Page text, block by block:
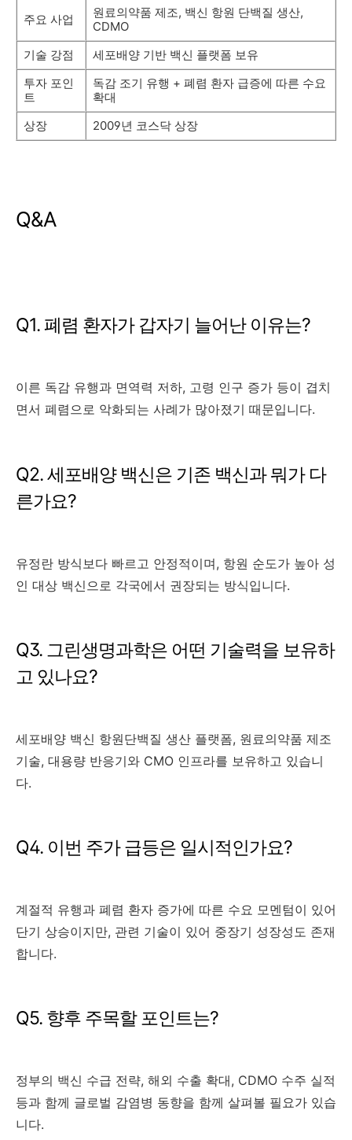
주요 사업
원료의약품 제조, 백신 항원 단백질 생산,
CDMO
기술 강점
세포배양 기반 백신 플랫폼 보유
투자 포인
트
독감 조기 유행 + 폐렴 환자 급증에 따른 수요
확대
상장
2009년 코스닥 상장
Q&A
Q1. 폐렴 환자가 갑자기 늘어난 이유는?
이른 독감 유행과 면역력 저하, 고령 인구 증가 등이 겹치
면서 폐렴으로 악화되는 사례가 많아졌기 때문입니다.
Q2. 세포배양 백신은 기존 백신과 뭐가 다
른가요?
유정란 방식보다 빠르고 안정적이며, 항원 순도가 높아 성
인 대상 백신으로 각국에서 권장되는 방식입니다.
Q3. 그린생명과학은 어떤 기술력을 보유하
고 있나요?
세포배양 백신 항원단백질 생산 플랫폼, 원료의약품 제조
기술, 대용량 반응기와 CMO 인프라를 보유하고 있습니
다.
Q4. 이번 주가 급등은 일시적인가요?
계절적 유행과 폐렴 환자 증가에 따른 수요 모멘텀이 있어
단기 상승이지만, 관련 기술이 있어 중장기 성장성도 존재
합니다.
Q5. 향후 주목할 포인트는?
정부의 백신 수급 전략, 해외 수출 확대, CDMO 수주 실적
등과 함께 글로벌 감염병 동향을 함께 살펴볼 필요가 있습
니다.